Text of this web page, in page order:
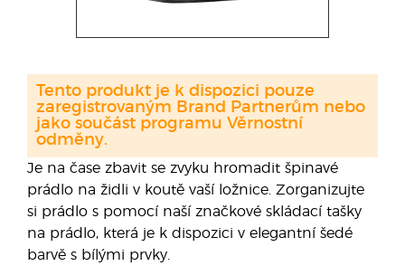
Je na čase zbavit se zvyku hromadit špinavé
prádlo na židli v koutě vaší ložnice. Zorganizujte
si prádlo s pomocí naší značkové skládací tašky
na prádlo, která je k dispozici v elegantní šedé
barvě s bílými prvky.
Tento produkt je k dispozici pouze
zaregistrovaným Brand Partnerům nebo
jako součást programu Věrnostní
odměny.